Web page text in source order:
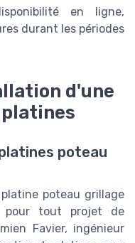
en ligne,
durant les périodes
d'une
poteau
poteau grillage
pour tout projet de
Favier, ingénieur